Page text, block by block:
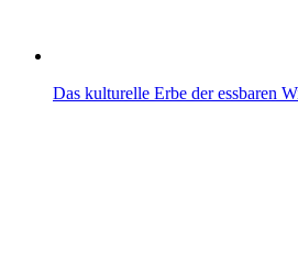
Das kulturelle Erbe der essbaren